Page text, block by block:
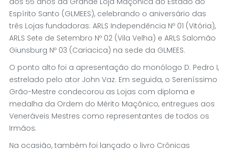
Espírito Santo (GLMEES), celebrando o aniversário das
três Lojas fundadoras: ARLS Independência Nº 01 (Vitória),
ARLS Sete de Setembro Nº 02 (Vila Velha) e ARLS Salomão
Giunsburg Nº 03 (Cariacica) na sede da GLMEES.
O ponto alto foi a apresentação do monólogo D. Pedro I,
estrelado pelo ator John Vaz. Em seguida, o Sereníssimo
Grão-Mestre condecorou as Lojas com diploma e
medalha da Ordem do Mérito Maçônico, entregues aos
Veneráveis Mestres como representantes de todos os
Irmãos.
Na ocasião, também foi lançado o livro Crônicas